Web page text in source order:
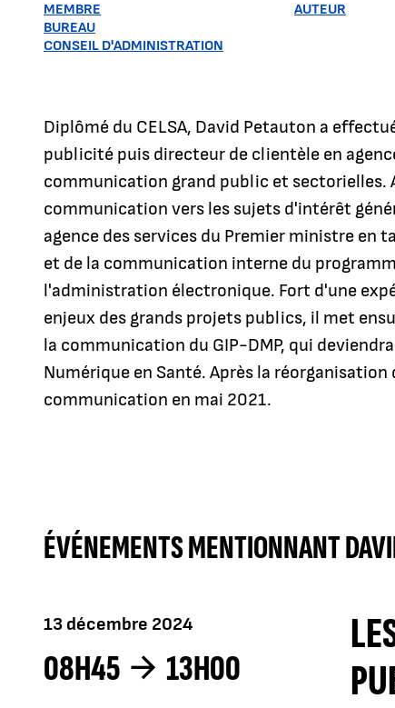
MEMBRE
BUREAU
CONSEIL D'ADMINISTRATION
AUTEUR
Diplômé du CELSA, David Petauton a
publicité puis directeur de clientèle en
communication grand public et sectorielles.
communication vers les sujets d'intérêt
agence des services du Premier ministre en
et de la communication interne du
l'administration électronique. Fort d'une
enjeux des grands projets publics, il met
la communication du GIP-DMP, qui
Numérique en Santé. Après la
communication en mai 2021.
ÉVÉNEMENTS MENTIONNANT
13 décembre 2024
08H45 13H00